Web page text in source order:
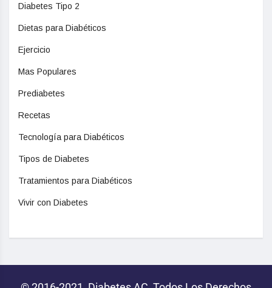
Diabetes Tipo 2
Dietas para Diabéticos
Ejercicio
Mas Populares
Prediabetes
Recetas
Tecnología para Diabéticos
Tipos de Diabetes
Tratamientos para Diabéticos
Vivir con Diabetes